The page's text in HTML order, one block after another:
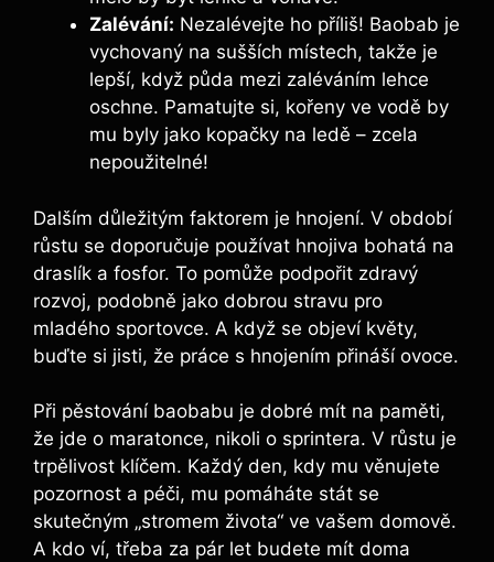
Zalévání: Nezalévejte ho příliš! Baobab je
vychovaný na sušších místech, takže je
lepší, když půda mezi zaléváním lehce
oschne. Pamatujte si, kořeny ve vodě by
mu byly jako kopačky na ledě – zcela
nepoužitelné!
Dalším důležitým faktorem je hnojení. V období
růstu se doporučuje používat hnojiva bohatá na
draslík a fosfor. To pomůže podpořit zdravý
rozvoj, podobně jako dobrou stravu pro
mladého sportovce. A když se objeví květy,
buďte si jisti, že práce s hnojením přináší ovoce.
Při pěstování baobabu je dobré mít na paměti,
že jde o maratonce, nikoli o sprintera. V růstu je
trpělivost klíčem. Každý den, kdy mu věnujete
pozornost a péči, mu pomáháte stát se
skutečným „stromem života“ ve vašem domově.
A kdo ví, třeba za pár let budete mít doma